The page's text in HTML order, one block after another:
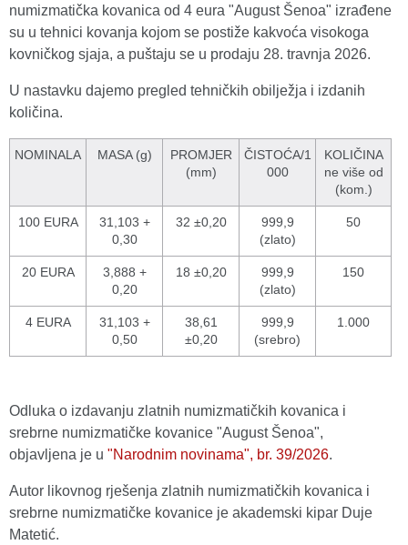
numizmatička kovanica od 4 eura "August Šenoa" izrađene
su u tehnici kovanja kojom se postiže kakvoća visokoga
kovničkog sjaja, a puštaju se u prodaju 28. travnja 2026.
U nastavku dajemo pregled tehničkih obilježja i izdanih
količina.
NOMINALA MASA (g)
PROMJER
(mm)
ČISTOĆA/1
000
KOLIČINA
ne više od
(kom.)
100 EURA
31,103 +
0,30
32 ±0,20
999,9
(zlato)
50
20 EURA
3,888 +
0,20
18 ±0,20
999,9
(zlato)
150
4 EURA
31,103 +
0,50
38,61
±0,20
999,9
(srebro)
1.000
Odluka o izdavanju zlatnih numizmatičkih kovanica i
srebrne numizmatičke kovanice "August Šenoa",
objavljena je u "Narodnim novinama", br. 39/2026.
Autor likovnog rješenja zlatnih numizmatičkih kovanica i
srebrne numizmatičke kovanice je akademski kipar Duje
Matetić.